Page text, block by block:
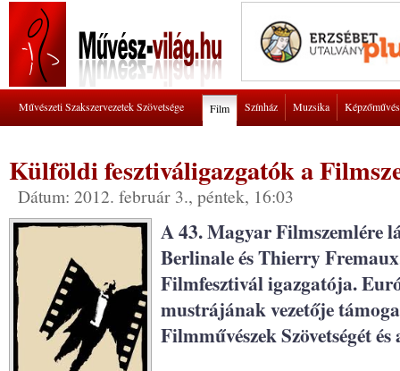
Művészeti Szakszervezetek Szövetsége Film Színház Muzsika
Külföldi fesztiváligazgatók a
Dátum: 2012. február 3., péntek, 16:03
A 43. Magyar Filmszemlére
Berlinale és Thierry
Filmfesztivál igazgatója.
mustrájának vezetője
Filmművészek Szövetségét